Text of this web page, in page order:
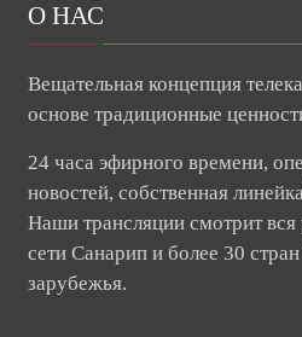
О НАС
Вещательная концепция
основе традиционные
24 часа эфирного времени,
новостей, собственная
Наши трансляции смотрит
сети Санарип и более 30
зарубежья.